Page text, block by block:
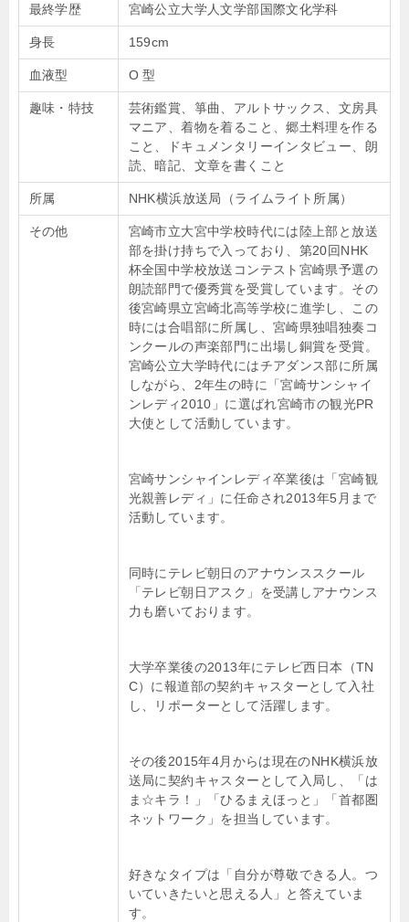
最終学歴 宮崎公立大学人文学部国際文化学科
身長 159cm
血液型 O 型
趣味・特技
芸術鑑賞、箏曲、アルトサックス、文房具
マニア、着物を着ること、郷土料理を作る
こと、ドキュメンタリーインタビュー、朗
読、暗記、文章を書くこと
所属 NHK横浜放送局（ライムライト所属）
その他
宮崎市立大宮中学校時代には陸上部と放送
部を掛け持ちで入っており、第20回NHK
杯全国中学校放送コンテスト宮崎県予選の
朗読部門で優秀賞を受賞しています。その
後宮崎県立宮崎北高等学校に進学し、この
時には合唱部に所属し、宮崎県独唱独奏コ
ンクールの声楽部門に出場し銅賞を受賞。
宮崎公立大学時代にはチアダンス部に所属
しながら、2年生の時に「宮崎サンシャイ
ンレディ2010」に選ばれ宮崎市の観光PR
大使として活動しています。
宮崎サンシャインレディ卒業後は「宮崎観
光親善レディ」に任命され2013年5月まで
活動しています。
同時にテレビ朝日のアナウンススクール
「テレビ朝日アスク」を受講しアナウンス
力も磨いております。
大学卒業後の2013年にテレビ西日本（TN
C）に報道部の契約キャスターとして入社
し、リポーターとして活躍します。
その後2015年4月からは現在のNHK横浜放
送局に契約キャスターとして入局し、「は
ま☆キラ！」「ひるまえほっと」「首都圏
ネットワーク」を担当しています。
好きなタイプは「自分が尊敬できる人。つ
いていきたいと思える人」と答えていま
す。